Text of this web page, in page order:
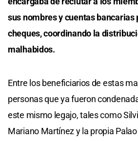
sus nombres y cuentas bancarias
cheques, coordinando la
malhabidos.
Entre los beneficiarios de estas
personas que ya fueron
este mismo legajo, tales como
Mariano Martínez y la propia